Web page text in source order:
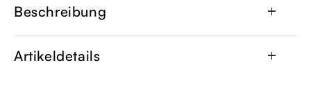
Beschreibung add
Artikeldetails add